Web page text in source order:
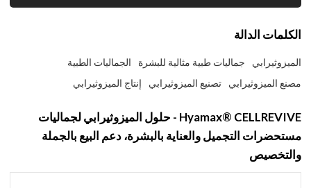
الكلمات الدالة
الميزوثيرابي جماليات طبية مثالية للبشرة
الجماليات الطبية
مصنع الميزوثيرابي
تصنيع الميزوثيرابي إنتاج الميزوثيرابي
Hyamax® CELLREVIVE - حلول الميزوثيرابي لجماليات
مستحضرات التجميل والعناية بالبشرة، دعم البيع بالجملة
والتخصيص